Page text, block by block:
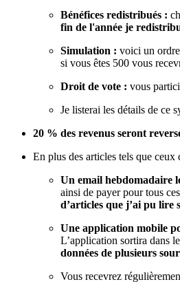
Bénéfices redistribués :
fin de l'année je
Simulation : voici un
si vous êtes 500 vous
Droit de vote : vous
Je listerai les détails de ce
20 % des revenus seront
En plus des articles tels que ceux
Un email hebdomadaire
ainsi de payer pour tous
d’articles que j’ai pu lire
Une application mobile
L’application sortira dans
données de plusieurs
Vous recevrez